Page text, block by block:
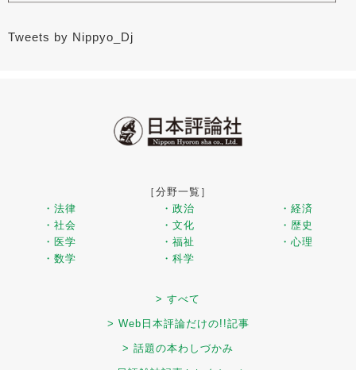
Tweets by Nippyo_Dj
［分野一覧］
・法律
・政治
・経済
・社会
・文化
・歴史
・医学
・福祉
・心理
・数学
・科学
> すべて
> Web日本評論だけの!!記事
> 話題の本わしづかみ